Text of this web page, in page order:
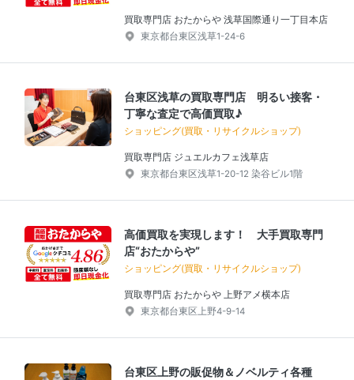
買取専門店 おたからや 浅草国際通り一丁目本店
東京都台東区浅草1-24-6
台東区浅草の買取専門店 明るい接客・
丁寧な査定で高価買取♪
ショッピング(買取・リサイクルショップ)
買取専門店 ジュエルカフェ浅草店
東京都台東区浅草1-20-12 染谷ビル1階
高価買取を実現します！ 大手買取専門
店“おたからや”
ショッピング(買取・リサイクルショップ)
買取専門店 おたからや 上野アメ横本店
東京都台東区上野4-9-14
台東区上野の販促物＆ノベルティ各種